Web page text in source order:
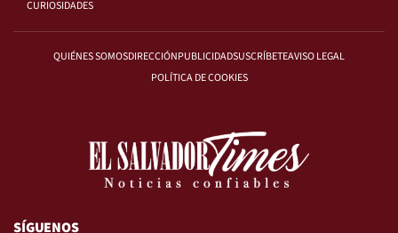
CURIOSIDADES
QUIÉNES SOMOSDIRECCIÓNPUBLICIDADSUSCRÍBETEAVISO LEGAL
POLÍTICA DE COOKIES
SÍGUENOS